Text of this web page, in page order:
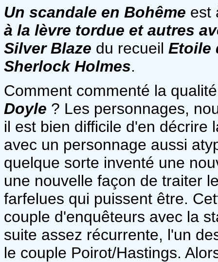
Un scandale en Bohême est
à la lèvre tordue et autres
Silver Blaze du recueil Etoile
Sherlock Holmes.
Comment commenté la
Doyle ? Les personnages,
il est bien difficile d'en décrire
avec un personnage aussi
quelque sorte inventé une
une nouvelle façon de traiter
farfelues qui puissent être.
couple d'enquêteurs avec la
suite assez récurrente, l'un
le couple Poirot/Hastings.